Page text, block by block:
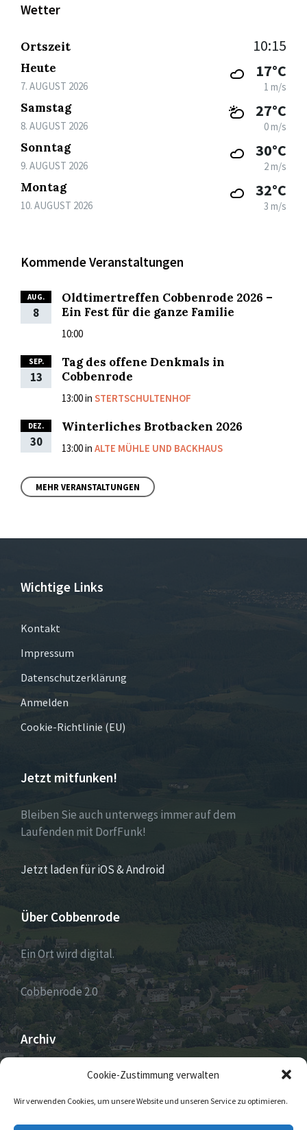
Cookie-Zustimmung verwalten
Wir verwenden Cookies, um unsere Website und unseren Service zu optimieren.
Wetter
Ortszeit 10:15
Heute
7. AUGUST 2026
17°C
1 m/s
Samstag
8. AUGUST 2026
27°C
0 m/s
Sonntag
9. AUGUST 2026
30°C
2 m/s
Montag
10. AUGUST 2026
32°C
3 m/s
Kommende Veranstaltungen
AUG.
8
Oldtimertreffen Cobbenrode 2026 –
Ein Fest für die ganze Familie
10:00
SEP.
13
Tag des offene Denkmals in
Cobbenrode
13:00in STERTSCHULTENHOF
DEZ.
30
Winterliches Brotbacken 2026
13:00in ALTE MÜHLE UND BACKHAUS
MEHR VERANSTALTUNGEN
Wichtige Links
Kontakt
Impressum
Datenschutzerklärung
Anmelden
Cookie-Richtlinie (EU)
Jetzt mitfunken!
Bleiben Sie auch unterwegs immer auf dem
Laufenden mit DorfFunk!
Jetzt laden für iOS & Android
Über Cobbenrode
Ein Ort wird digital.
Cobbenrode 2.0
Archiv